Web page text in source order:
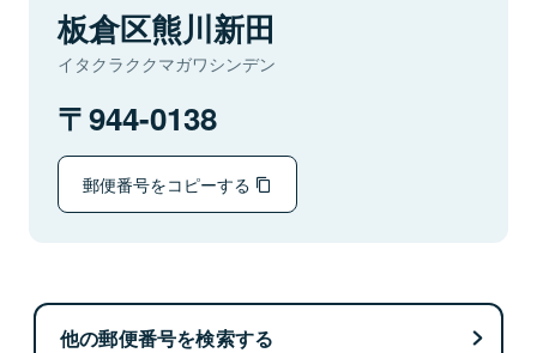
板倉区熊川新田
イタクラククマガワシンデン
944-0138
郵便番号をコピーする
他の郵便番号を検索する